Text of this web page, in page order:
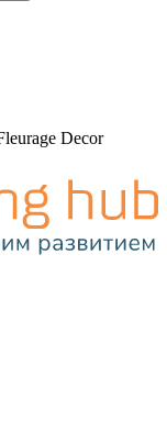
Decor